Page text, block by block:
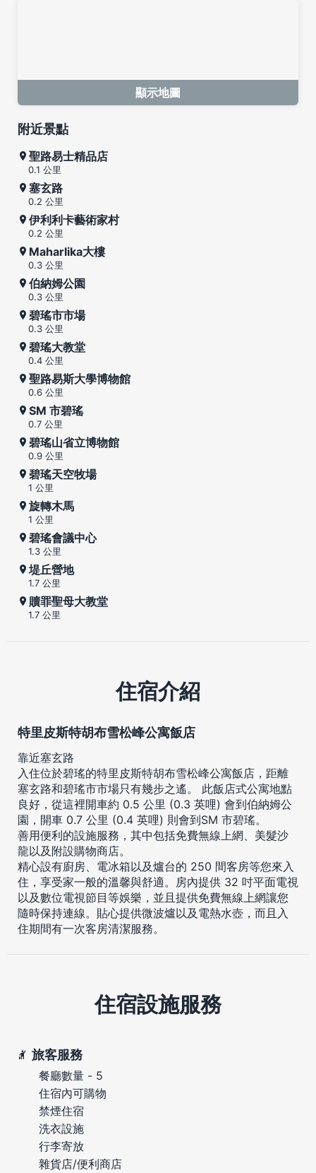
顯示地圖
附近景點
聖路易士精品店
0.1 公里
塞玄路
0.2 公里
伊利利卡藝術家村
0.2 公里
Maharlika大樓
0.3 公里
伯納姆公園
0.3 公里
碧瑤市市場
0.3 公里
碧瑤大教堂
0.4 公里
聖路易斯大學博物館
0.6 公里
SM 市碧瑤
0.7 公里
碧瑤山省立博物館
0.9 公里
碧瑤天空牧場
1 公里
旋轉木馬
1 公里
碧瑤會議中心
1.3 公里
堤丘營地
1.7 公里
贖罪聖母大教堂
1.7 公里
住宿介紹
特里皮斯特胡布雪松峰公寓飯店
靠近塞玄路
入住位於碧瑤的特里皮斯特胡布雪松峰公寓飯店，距離
塞玄路和碧瑤市市場只有幾步之遙。 此飯店式公寓地點
良好，從這裡開車約 0.5 公里 (0.3 英哩) 會到伯納姆公
園，開車 0.7 公里 (0.4 英哩) 則會到SM 市碧瑤。
善用便利的設施服務，其中包括免費無線上網、美髮沙
龍以及附設購物商店。
精心設有廚房、電冰箱以及爐台的 250 間客房等您來入
住，享受家一般的溫馨與舒適。房內提供 32 吋平面電視
以及數位電視節目等娛樂，並且提供免費無線上網讓您
隨時保持連線。貼心提供微波爐以及電熱水壺，而且入
住期間有一次客房清潔服務。
住宿設施服務
旅客服務
餐廳數量 - 5
住宿內可購物
禁煙住宿
洗衣設施
行李寄放
雜貨店/便利商店